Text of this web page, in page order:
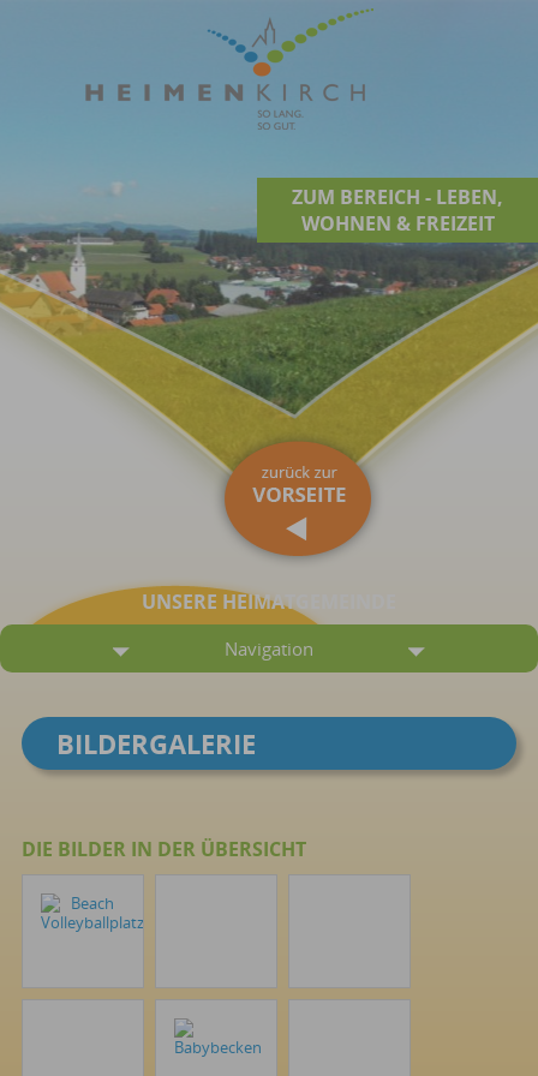
ZUM BEREICH - LEBEN,
WOHNEN & FREIZEIT
UNSERE HEIMATGEMEINDE
Navigation
BILDERGALERIE
DIE BILDER IN DER ÜBERSICHT